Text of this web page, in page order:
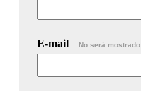
E-mail No será mostrado.